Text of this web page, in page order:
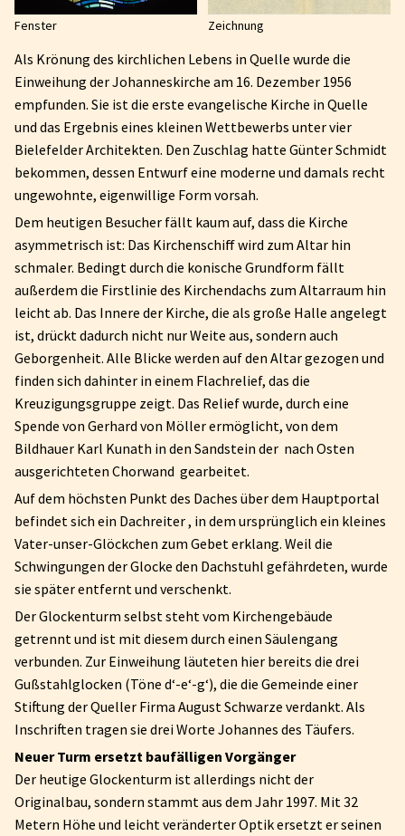
Fenster Zeichnung
Als Krönung des kirchlichen Lebens in Quelle wurde die
Einweihung der Johanneskirche am 16. Dezember 1956
empfunden. Sie ist die erste evangelische Kirche in Quelle
und das Ergebnis eines kleinen Wettbewerbs unter vier
Bielefelder Architekten. Den Zuschlag hatte Günter Schmidt
bekommen, dessen Entwurf eine moderne und damals recht
ungewohnte, eigenwillige Form vorsah.
Dem heutigen Besucher fällt kaum auf, dass die Kirche
asymmetrisch ist: Das Kirchenschiff wird zum Altar hin
schmaler. Bedingt durch die konische Grundform fällt
außerdem die Firstlinie des Kirchendachs zum Altarraum hin
leicht ab. Das Innere der Kirche, die als große Halle angelegt
ist, drückt dadurch nicht nur Weite aus, sondern auch
Geborgenheit. Alle Blicke werden auf den Altar gezogen und
finden sich dahinter in einem Flachrelief, das die
Kreuzigungsgruppe zeigt. Das Relief wurde, durch eine
Spende von Gerhard von Möller ermöglicht, von dem
Bildhauer Karl Kunath in den Sandstein der nach Osten
ausgerichteten Chorwand gearbeitet.
Auf dem höchsten Punkt des Daches über dem Hauptportal
befindet sich ein Dachreiter , in dem ursprünglich ein kleines
Vater-unser-Glöckchen zum Gebet erklang. Weil die
Schwingungen der Glocke den Dachstuhl gefährdeten, wurde
sie später entfernt und verschenkt.
Der Glockenturm selbst steht vom Kirchengebäude
getrennt und ist mit diesem durch einen Säulengang
verbunden. Zur Einweihung läuteten hier bereits die drei
Gußstahlglocken (Töne d‘-e‘-g‘), die die Gemeinde einer
Stiftung der Queller Firma August Schwarze verdankt. Als
Inschriften tragen sie drei Worte Johannes des Täufers.
Neuer Turm ersetzt baufälligen Vorgänger
Der heutige Glockenturm ist allerdings nicht der
Originalbau, sondern stammt aus dem Jahr 1997. Mit 32
Metern Höhe und leicht veränderter Optik ersetzt er seinen